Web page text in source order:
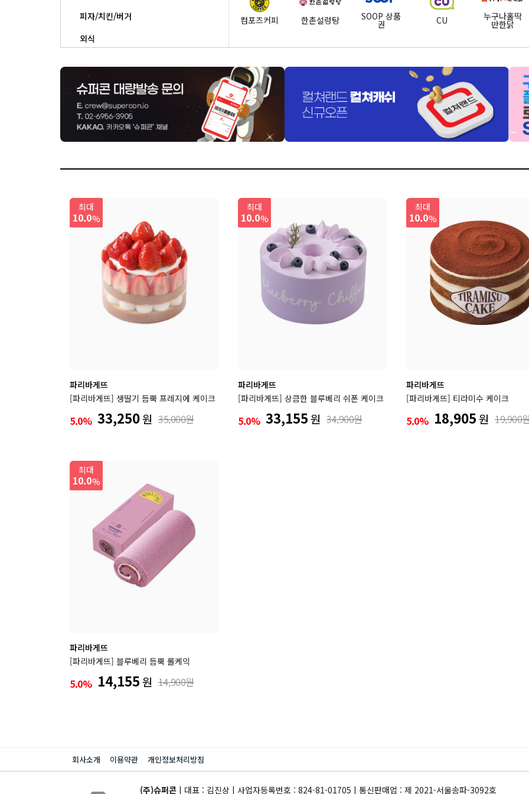
피자/치킨/버거
외식
상품권/생활편의/기타
컴포즈커피 한촌설렁탕 SOOP 상품
권 CU 누구나홀딱
반한닭
유캔두잇 메가MGC커
피
맘스터치 던킨 맥도날드 파리바게뜨 설빙
빅스타피자 마왕족발
커피에반하
다 달리는커피 떡보의하루 베즐리 KFC
롯데시네마 BBQ 빽다방
킨
최대
10.0%
파리바게뜨
[파리바게뜨] 생딸기 듬뿍 프레지에 케이크
5.0% 33,250원 35,000원
최대
10.0%
파리바게뜨
[파리바게뜨] 상큼한 블루베리 쉬폰 케이크
5.0% 33,155원 34,900원
최대
10.0%
파리바게뜨
[파리바게뜨] 티라미수 케이크
5.0% 18,905원 19,900
최대
10.0%
파리바게뜨
[파리바게뜨] 블루베리 듬뿍 롤케익
5.0% 14,155원 14,900원
회사소개 이용약관 개인정보처리방침
(주)슈퍼콘 | 대표 : 김진상 | 사업자등록번호 : 824-81-01705 | 통신판매업 : 제 2021-서울송파-3092호